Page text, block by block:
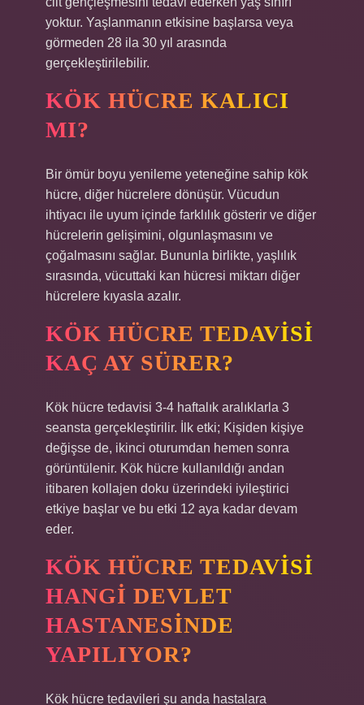
yoktur. Yaşlanmanın etkisine başlarsa veya
görmeden 28 ila 30 yıl arasında
gerçekleştirilebilir.
KÖK HÜCRE KALICI
MI?
Bir ömür boyu yenileme yeteneğine sahip kök
hücre, diğer hücrelere dönüşür. Vücudun
ihtiyacı ile uyum içinde farklılık gösterir ve diğer
hücrelerin gelişimini, olgunlaşmasını ve
çoğalmasını sağlar. Bununla birlikte, yaşlılık
sırasında, vücuttaki kan hücresi miktarı diğer
hücrelere kıyasla azalır.
KÖK HÜCRE TEDAVISI
KAÇ AY SÜRER?
Kök hücre tedavisi 3-4 haftalık aralıklarla 3
seansta gerçekleştirilir. İlk etki; Kişiden kişiye
değişse de, ikinci oturumdan hemen sonra
görüntülenir. Kök hücre kullanıldığı andan
itibaren kollajen doku üzerindeki iyileştirici
etkiye başlar ve bu etki 12 aya kadar devam
eder.
KÖK HÜCRE TEDAVISI
HANGI DEVLET
HASTANESINDE
YAPILIYOR?
Kök hücre tedavileri şu anda hastalara